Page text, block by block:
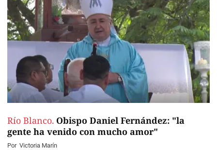
Río Blanco. Obispo Daniel Fernández: "la
gente ha venido con mucho amor"
Por Victoria Marín